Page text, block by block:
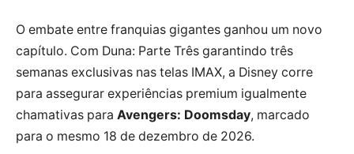
O embate entre franquias gigantes ganhou um novo
capítulo. Com Duna: Parte Três garantindo três
semanas exclusivas nas telas IMAX, a Disney corre
para assegurar experiências premium igualmente
chamativas para Avengers: Doomsday, marcado
para o mesmo 18 de dezembro de 2026.